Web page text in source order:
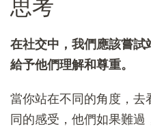
思考
在社交中，我們應該嘗試
給予他們理解和尊重。
當你站在不同的角度，
同的感受，他們如果難